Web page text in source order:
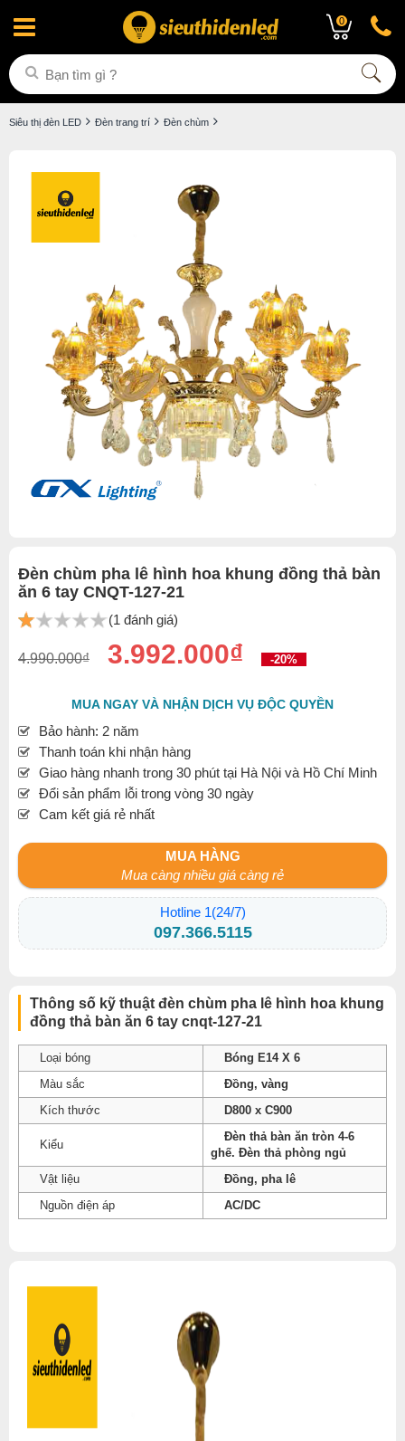
0
Siêu thị đèn LED Đèn trang trí Đèn chùm
Đèn chùm pha lê hình hoa khung đồng thả bàn
ăn 6 tay CNQT-127-21
(1 đánh giá)
4.990.000₫ 3.992.000₫ -20%
MUA NGAY VÀ NHẬN DỊCH VỤ ĐỘC QUYỀN
Bảo hành: 2 năm
Thanh toán khi nhận hàng
Giao hàng nhanh trong 30 phút tại Hà Nội và Hồ Chí Minh
Đổi sản phẩm lỗi trong vòng 30 ngày
Cam kết giá rẻ nhất
MUA HÀNG
Mua càng nhiều giá càng rẻ
Hotline 1(24/7)
097.366.5115
Thông số kỹ thuật đèn chùm pha lê hình hoa khung
đồng thả bàn ăn 6 tay cnqt-127-21
Loại bóng
Bóng E14 X 6
Màu sắc
Đồng, vàng
Kích thước
D800 x C900
Kiểu
Đèn thả bàn ăn tròn 4-6
ghế. Đèn thả phòng ngủ
Vật liệu
Đồng, pha lê
Nguồn điện áp
AC/DC